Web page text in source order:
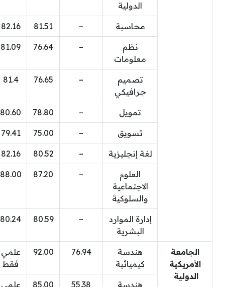
الدولية
محاسبة –
81.51
82.16
نظم
معلومات
–
76.64
81.09
تصميم
جرافيكي
–
76.65
81.4
تمويل –
78.80
80.60
تسويق –
75.00
79.41
لغة إنجليزية –
80.52
82.16
العلوم
الاجتماعية
والسلوكية
–
87.20
88.00
إدارة الموارد
البشرية
–
80.59
80.24
الجامعة
الأمريكية
الدولية
هندسة
كيميائية
76.94
92.00
علمي
فقط
هندسة
55.38
85.00
علمي